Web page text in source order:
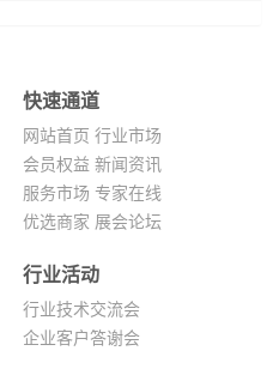
快速通道
网站首页 行业市场
会员权益 新闻资讯
服务市场 专家在线
优选商家 展会论坛
行业活动
行业技术交流会
企业客户答谢会